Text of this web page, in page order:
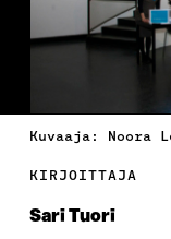
Kuvaaja: Noora
KIRJOITTAJA
Sari Tuori